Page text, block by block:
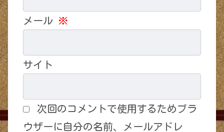
メール ※
サイト
次回のコメントで使用するためブラ
ウザーに自分の名前、メールアドレ